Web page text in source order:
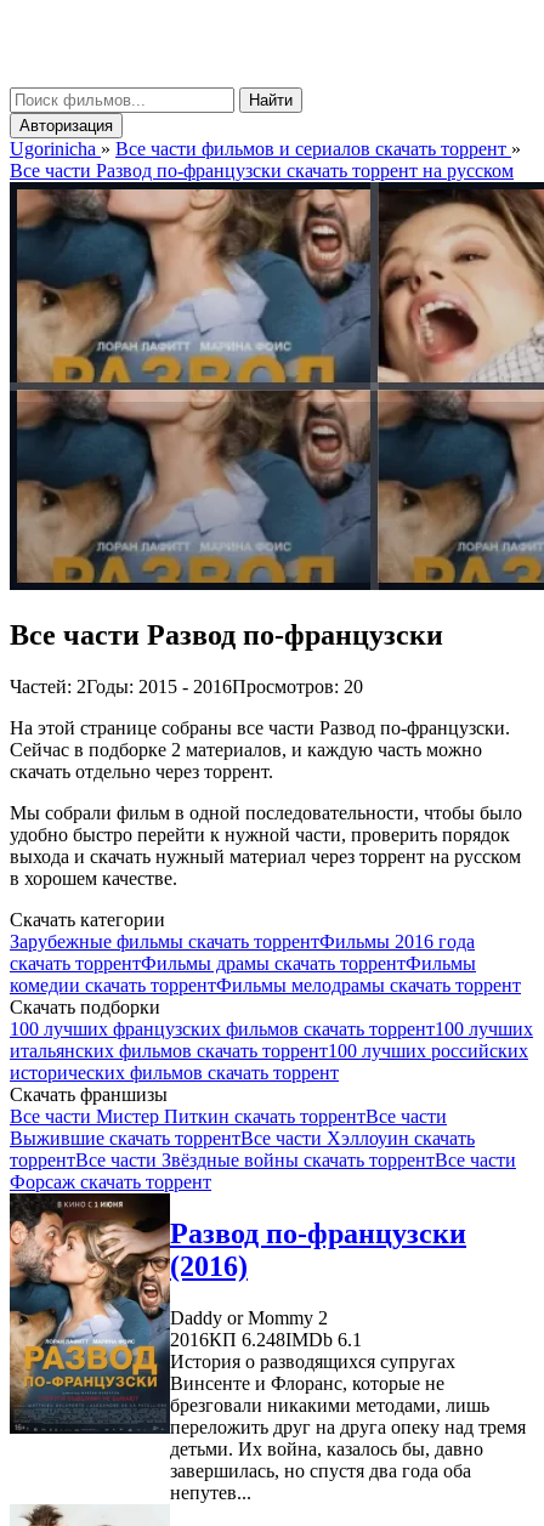
Найти
Авторизация
Ugorinicha » Все части фильмов и сериалов скачать торрент »
Все части Развод по-французски скачать торрент на русском
Все части Развод по-французски
Частей: 2Годы: 2015 - 2016Просмотров: 20
На этой странице собраны все части Развод по-французски.
Сейчас в подборке 2 материалов, и каждую часть можно
скачать отдельно через торрент.
Мы собрали фильм в одной последовательности, чтобы было
удобно быстро перейти к нужной части, проверить порядок
выхода и скачать нужный материал через торрент на русском
в хорошем качестве.
Скачать категории
Зарубежные фильмы скачать торрентФильмы 2016 года
скачать торрентФильмы драмы скачать торрентФильмы
комедии скачать торрентФильмы мелодрамы скачать торрент
Скачать подборки
100 лучших французских фильмов скачать торрент100 лучших
итальянских фильмов скачать торрент100 лучших российских
исторических фильмов скачать торрент
Скачать франшизы
Все части Мистер Питкин скачать торрентВсе части
Выжившие скачать торрентВсе части Хэллоуин скачать
торрентВсе части Звёздные войны скачать торрентВсе части
Форсаж скачать торрент
Развод по-французски
(2016)
Daddy or Mommy 2
2016КП 6.248IMDb 6.1
История о разводящихся супругах
Винсенте и Флоранс, которые не
брезговали никакими методами, лишь
переложить друг на друга опеку над тремя
детьми. Их война, казалось бы, давно
завершилась, но спустя два года оба
непутев...